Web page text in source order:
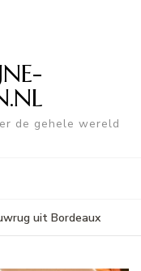
de gehele wereld
uit Bordeaux